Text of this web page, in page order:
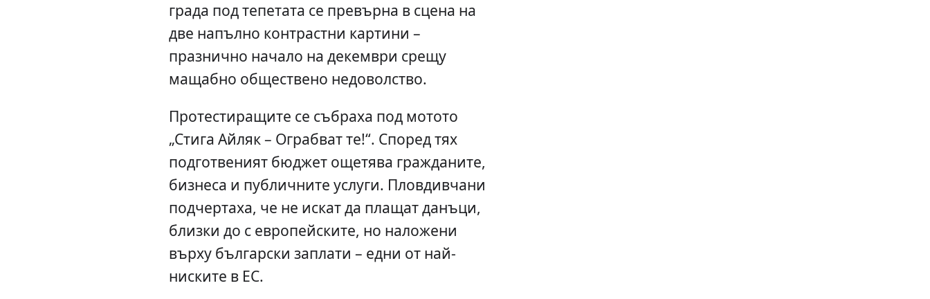
града под тепетата се превърна в сцена на
две напълно контрастни картини –
празнично начало на декември срещу
мащабно обществено недоволство.
Протестиращите се събраха под мотото
„Стига Айляк – Ограбват те!“. Според тях
подготвеният бюджет ощетява гражданите,
бизнеса и публичните услуги. Пловдивчани
подчертаха, че не искат да плащат данъци,
близки до с европейските, но наложени
върху български заплати – едни от най-
ниските в ЕС.